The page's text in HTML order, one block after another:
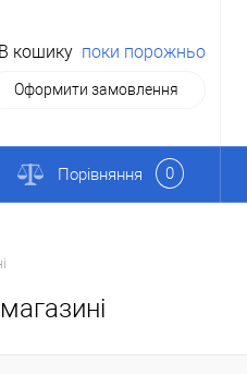
В кошику поки порожньо
Оформити замовлення
Порівняння 0